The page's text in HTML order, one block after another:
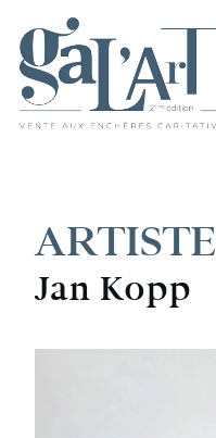
ARTISTE
Jan Kopp